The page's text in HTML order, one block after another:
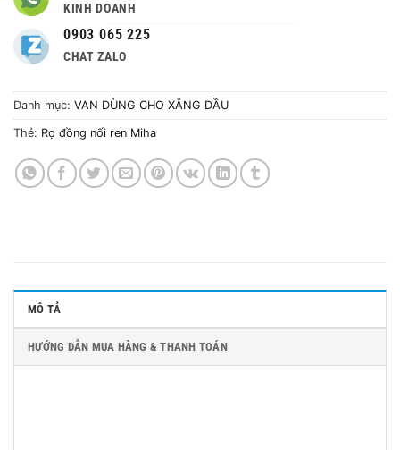
KINH DOANH
0903 065 225
CHAT ZALO
Danh mục: VAN DÙNG CHO XĂNG DẦU
Thẻ: Rọ đồng nối ren Miha
MÔ TẢ
HƯỚNG DẪN MUA HÀNG & THANH TOÁN